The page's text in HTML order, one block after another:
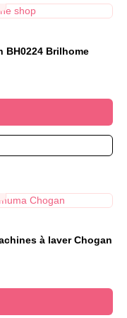
BH0224 Brilhome
à laver Chogan